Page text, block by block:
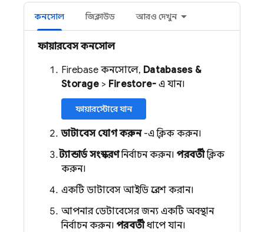
কনসোল জিক্লাউড আরও দেখুন
ফায়ারবেস কনসোল
Firebase কনসোলে, Databases &
Storage> Firestore- এ যান।
ফায়ারস্টোরে যান
ডাটাবেস যোগ করুন-এ ক্লিক করুন।
স্ট্যান্ডার্ড সংস্করণনির্বাচন করুন।পরবর্তীক্লিক
করুন।
একটি ডাটাবেস আইডি প্রবেশ করান।
আপনার ডেটাবেসের জন্য একটি অবস্থান
নির্বাচন করুন। পরবর্তীধাপে যান।